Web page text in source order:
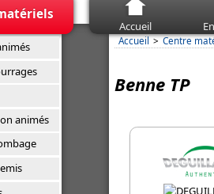
Accueil
animés
Accueil Centre
Benne TP